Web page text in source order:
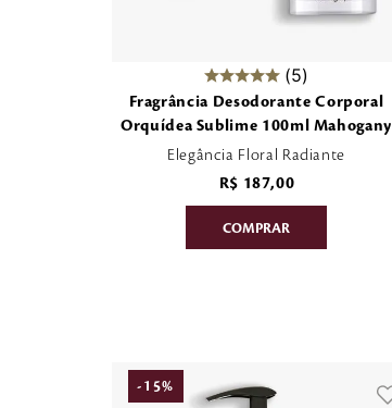
5
Fragrância Desodorante Corporal
Orquídea Sublime 100ml Mahogany
Elegância Floral Radiante
R$ 187,00
- 15%